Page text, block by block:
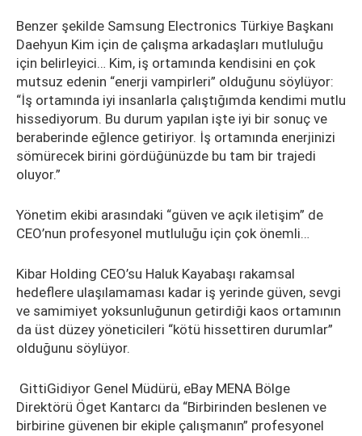
Benzer şekilde Samsung Electronics Türkiye Başkanı
Daehyun Kim için de çalışma arkadaşları mutluluğu
için belirleyici… Kim, iş ortamında kendisini en çok
mutsuz edenin “enerji vampirleri” olduğunu söylüyor:
“İş ortamında iyi insanlarla çalıştığımda kendimi mutlu
hissediyorum. Bu durum yapılan işte iyi bir sonuç ve
beraberinde eğlence getiriyor. İş ortamında enerjinizi
sömürecek birini gördüğünüzde bu tam bir trajedi
oluyor.”
Yönetim ekibi arasındaki “güven ve açık iletişim” de
CEO’nun profesyonel mutluluğu için çok önemli…
Kibar Holding CEO’su Haluk Kayabaşı rakamsal
hedeflere ulaşılamaması kadar iş yerinde güven, sevgi
ve samimiyet yoksunluğunun getirdiği kaos ortamının
da üst düzey yöneticileri “kötü hissettiren durumlar”
olduğunu söylüyor.
GittiGidiyor Genel Müdürü, eBay MENA Bölge
Direktörü Öget Kantarcı da “Birbirinden beslenen ve
birbirine güvenen bir ekiple çalışmanın” profesyonel